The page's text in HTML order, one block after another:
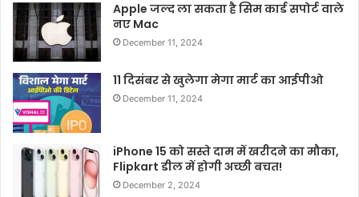
Apple जल्द ला सकता है सिम कार्ड सपोर्ट वाले
नए Mac
December 11, 2024
11 दिसंबर से खुलेगा मेगा मार्ट का आईपीओ
December 11, 2024
iPhone 15 को सस्ते दाम में खरीदने का मौका,
Flipkart डील में होगी अच्छी बचत!
December 2, 2024